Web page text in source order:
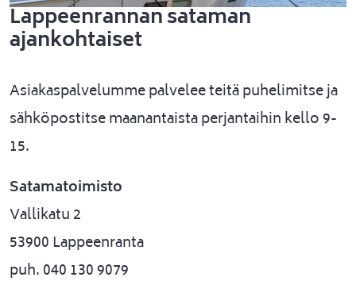
Lappeenrannan sataman
ajankohtaiset
Asiakaspalvelumme palvelee teitä puhelimitse ja
sähköpostitse maanantaista perjantaihin kello 9-
15.
Satamatoimisto
Vallikatu 2
53900 Lappeenranta
puh. 040 130 9079